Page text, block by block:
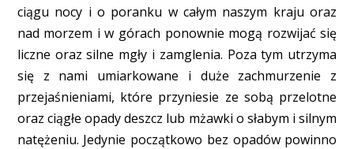
ciągu nocy i o poranku w całym naszym kraju oraz
nad morzem i w górach ponownie mogą rozwijać się
liczne oraz silne mgły i zamglenia. Poza tym utrzyma
się z nami umiarkowane i duże zachmurzenie z
przejaśnieniami, które przyniesie ze sobą przelotne
oraz ciągłe opady deszcz lub mżawki o słabym i silnym
natężeniu. Jedynie początkowo bez opadów powinno